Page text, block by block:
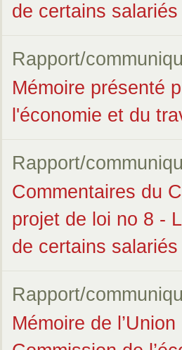
de certains
Rapport/
Mémoire présenté
l'économie et du
Rapport/
Commentaires du
projet de loi no 8 -
de certains
Rapport/
Mémoire de